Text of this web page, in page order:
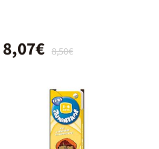
8,50€
8,07€